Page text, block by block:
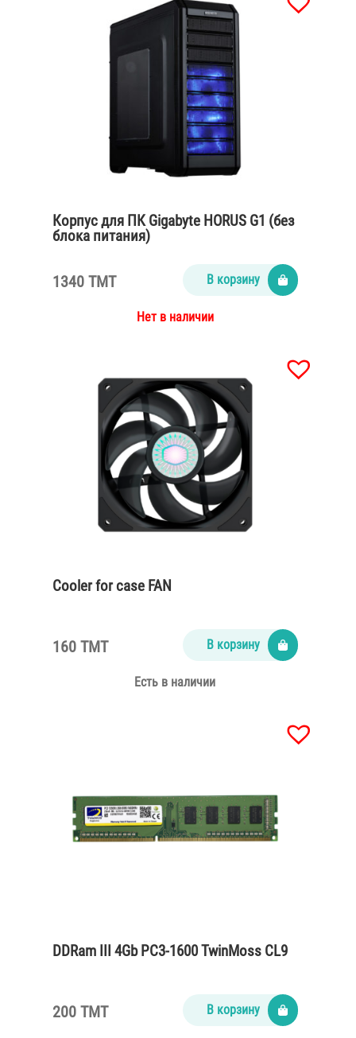
Корпус для ПК Gigabyte HORUS G1 (без
блока питания)
1340 TMT В корзину
Нет в наличии
Cooler for case FAN
160 TMT В корзину
Есть в наличии
DDRam III 4Gb PC3-1600 TwinMoss CL9
200 TMT В корзину